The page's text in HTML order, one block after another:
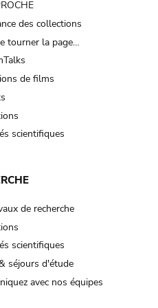
des collections
tourner la page…
de films
scientifiques
de recherche
scientifiques
séjours d'étude
avec nos équipes